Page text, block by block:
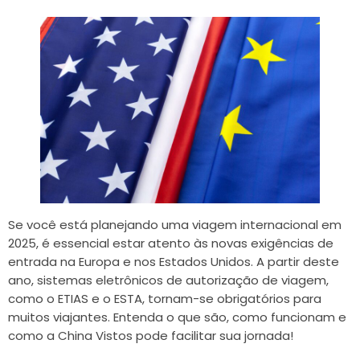
Se você está planejando uma viagem internacional em
2025, é essencial estar atento às novas exigências de
entrada na Europa e nos Estados Unidos. A partir deste
ano, sistemas eletrônicos de autorização de viagem,
como o ETIAS e o ESTA, tornam-se obrigatórios para
muitos viajantes. Entenda o que são, como funcionam e
como a China Vistos pode facilitar sua jornada!